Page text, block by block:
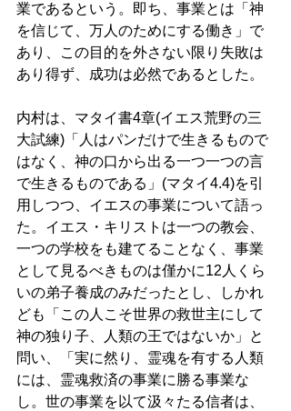
業であるという。即ち、事業とは「神
を信じて、万人のためにする働き」で
あり、この目的を外さない限り失敗は
あり得ず、成功は必然であるとした。
内村は、マタイ書4章(イエス荒野の三
大試練)「人はパンだけで生きるもので
はなく、神の口から出る一つ一つの言
で生きるものである」(マタイ4.4)を引
用しつつ、イエスの事業について語っ
た。イエス・キリストは一つの教会、
一つの学校をも建てることなく、事業
として見るべきものは僅かに12人くら
いの弟子養成のみだったとし、しかれ
ども「この人こそ世界の救世主にして
神の独り子、人類の王ではないか」と
問い、「実に然り、霊魂を有する人類
には、霊魂救済の事業に勝る事業な
し。世の事業を以て汲々たる信者は、